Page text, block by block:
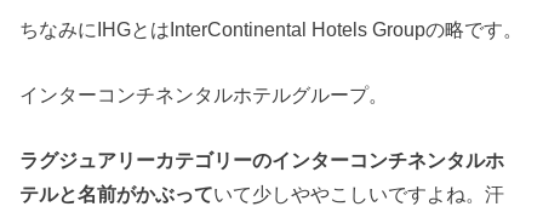
ちなみにIHGとはInterContinental Hotels Groupの略です。
インターコンチネンタルホテルグループ。
ラグジュアリーカテゴリーのインターコンチネンタルホ
テルと名前がかぶっていて少しややこしいですよね。汗